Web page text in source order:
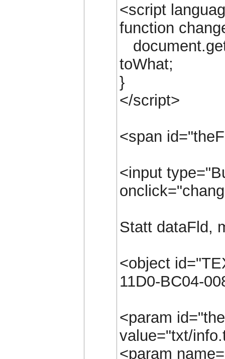
<script
function
toWhat;
}
</script>
<span
<input
Statt dataFld,
<object
11D0-BC04-
<param
value="txt/
<param